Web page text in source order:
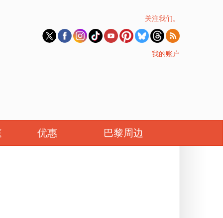
关注我们。
我的账户
优惠 巴黎周边